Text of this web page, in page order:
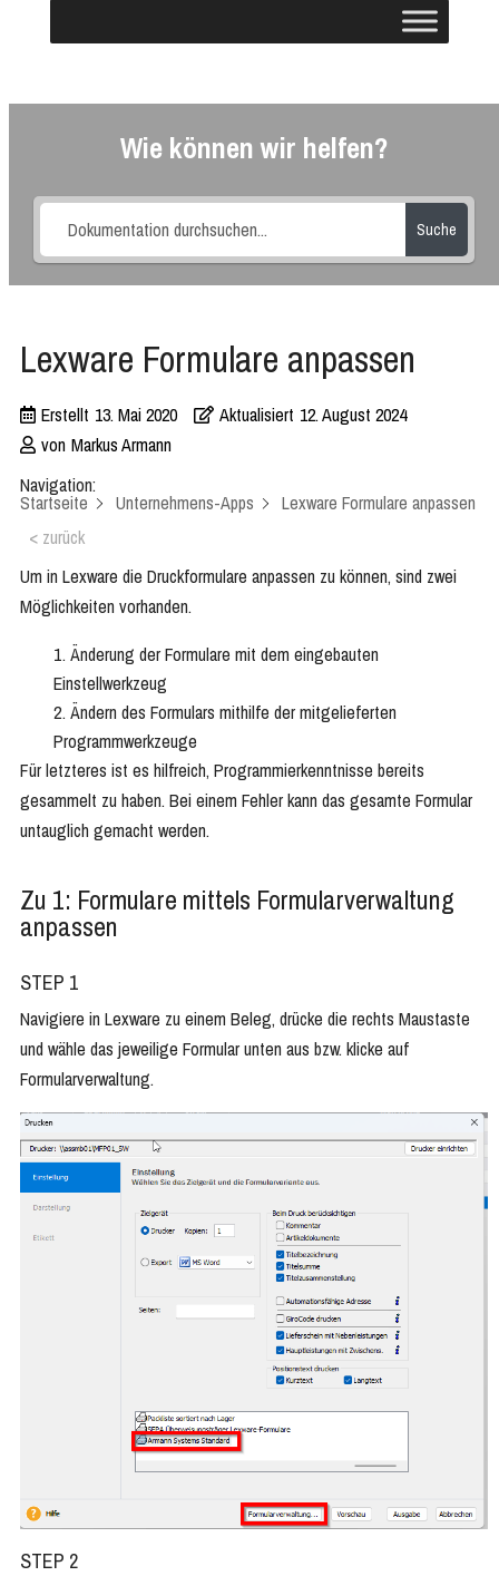
Wie können wir helfen?
Suche
Lexware Formulare anpassen
Erstellt 13. Mai 2020 Aktualisiert 12. August 2024
von Markus Armann
Navigation:
Startseite Unternehmens-Apps
Lexware Formulare anpassen
< zurück
Um in Lexware die Druckformulare anpassen zu können, sind zwei
Möglichkeiten vorhanden.
Änderung der Formulare mit dem eingebauten
Einstellwerkzeug
Ändern des Formulars mithilfe der mitgelieferten
Programmwerkzeuge
Für letzteres ist es hilfreich, Programmierkenntnisse bereits
gesammelt zu haben. Bei einem Fehler kann das gesamte Formular
untauglich gemacht werden.
Zu 1: Formulare mittels Formularverwaltung
anpassen
STEP 1
Navigiere in Lexware zu einem Beleg, drücke die rechts Maustaste
und wähle das jeweilige Formular unten aus bzw. klicke auf
Formularverwaltung.
STEP 2